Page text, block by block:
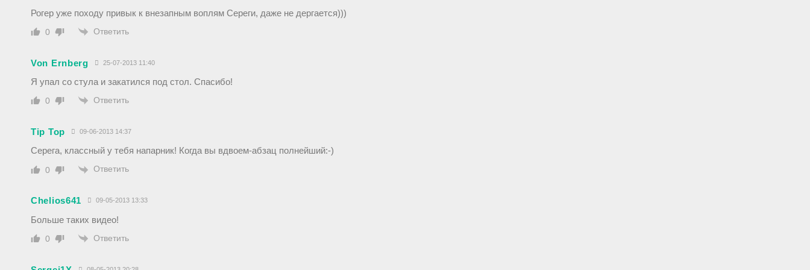
Рогер уже походу привык к внезапным воплям Сереги, даже не дергается)))
0 Ответить
Von Ernberg 25-07-2013 11:40
Я упал со стула и закатился под стол. Спасибо!
0 Ответить
Tip Top 09-06-2013 14:37
Серега, классный у тебя напарник! Когда вы вдвоем-абзац полнейший:-)
0 Ответить
Chelios641 09-05-2013 13:33
Больше таких видео!
0 Ответить